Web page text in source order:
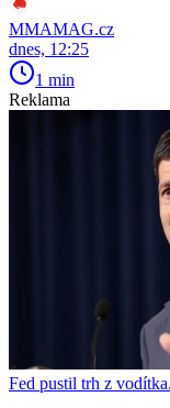
MMAMAG.cz
dnes, 12:25
1 min
Reklama
Fed pustil trh z